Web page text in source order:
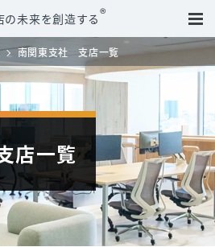
の未来を創造する®
南関東支社 支店一覧
店一覧